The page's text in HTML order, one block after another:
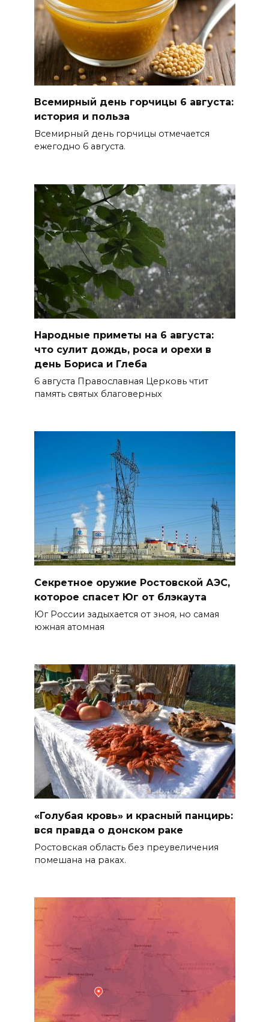
Россияне сообщают о
массовом сбое в работе
нескольких приложений
06 августа 2026 14:35
В Советском районе Ростова
из-за порыва на водоводе
ограничили подачу воды
06 августа 2026 14:33
старше 65 лет
06 августа 2026 14:30
Традиции семьи года
06 августа 2026 14:28
Таганрогский театр: пока
опущен занавес
БОЛЬШЕ НОВОСТЕЙ
Всемирный день горчицы 6 августа:
история и польза
Всемирный день горчицы отмечается
ежегодно 6 августа.
Народные приметы на 6 августа:
что сулит дождь, роса и орехи в
день Бориса и Глеба
6 августа Православная Церковь чтит
память святых благоверных
Секретное оружие Ростовской АЭС,
которое спасет Юг от блэкаута
Юг России задыхается от зноя, но самая
южная атомная
«Голубая кровь» и красный панцирь:
вся правда о донском раке
Ростовская область без преувеличения
помешана на раках.